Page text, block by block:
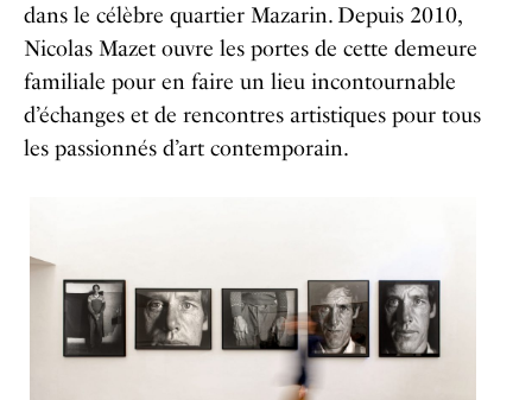
dans le célèbre quartier Mazarin. Depuis 2010,
Nicolas Mazet ouvre les portes de cette demeure
familiale pour en faire un lieu incontournable
d’échanges et de rencontres artistiques pour tous
les passionnés d’art contemporain.